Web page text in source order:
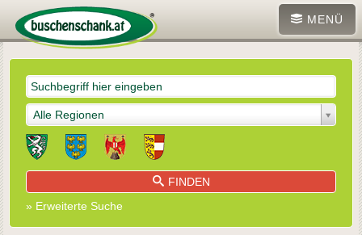
MENÜ
Alle Regionen
FINDEN
» Erweiterte Suche